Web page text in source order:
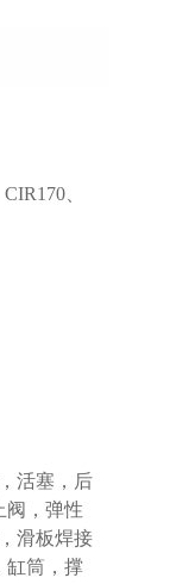
、
活塞，后
阀，弹性
滑板焊接
缸筒，撑